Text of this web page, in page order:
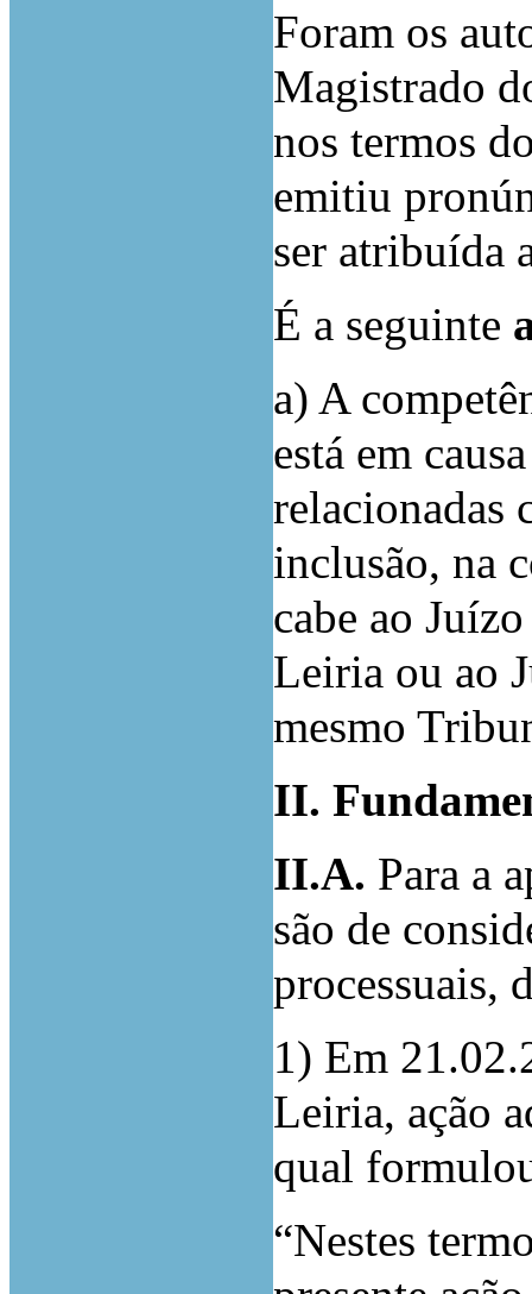
Foram os
Magistrado
nos termos
emitiu
ser atribuída
É a seguinte
a) A
está em
relacionadas
inclusão, na
cabe ao
Leiria ou ao
mesmo
II.
II.A. Para a
são de
processuais,
1) Em
Leiria, ação
qual
“Nestes